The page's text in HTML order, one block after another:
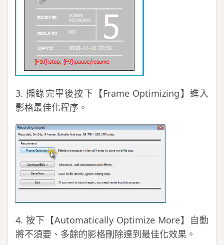
3. 擷錄完畢後按下【Frame Optimizing】進入
影格最佳化程序。
4. 按下【Automatically Optimize More】自動
將不須要、多餘的影格刪除達到最佳化效果。